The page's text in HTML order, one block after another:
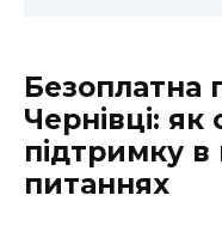
Безоплатна
Чернівці:
підтримку
питаннях